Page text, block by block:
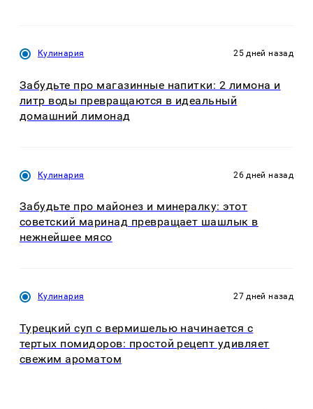
Кулинария 25 дней назад
Забудьте про магазинные напитки: 2 лимона и
литр воды превращаются в идеальный
домашний лимонад
Кулинария 26 дней назад
Забудьте про майонез и минералку: этот
советский маринад превращает шашлык в
нежнейшее мясо
Кулинария 27 дней назад
Турецкий суп с вермишелью начинается с
тертых помидоров: простой рецепт удивляет
свежим ароматом